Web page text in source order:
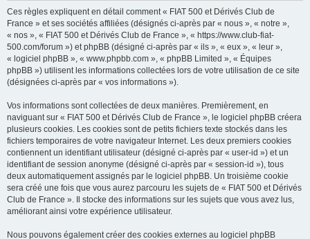
Ces règles expliquent en détail comment « FIAT 500 et Dérivés Club de
France » et ses sociétés affiliées (désignés ci-après par « nous », « notre »,
« nos », « FIAT 500 et Dérivés Club de France », « https://www.club-fiat-
500.com/forum ») et phpBB (désigné ci-après par « ils », « eux », « leur »,
« logiciel phpBB », « www.phpbb.com », « phpBB Limited », « Équipes
phpBB ») utilisent les informations collectées lors de votre utilisation de ce site
(désignées ci-après par « vos informations »).
Vos informations sont collectées de deux manières. Premièrement, en
naviguant sur « FIAT 500 et Dérivés Club de France », le logiciel phpBB créera
plusieurs cookies. Les cookies sont de petits fichiers texte stockés dans les
fichiers temporaires de votre navigateur Internet. Les deux premiers cookies
contiennent un identifiant utilisateur (désigné ci-après par « user-id ») et un
identifiant de session anonyme (désigné ci-après par « session-id »), tous
deux automatiquement assignés par le logiciel phpBB. Un troisième cookie
sera créé une fois que vous aurez parcouru les sujets de « FIAT 500 et Dérivés
Club de France ». Il stocke des informations sur les sujets que vous avez lus,
améliorant ainsi votre expérience utilisateur.
Nous pouvons également créer des cookies externes au logiciel phpBB